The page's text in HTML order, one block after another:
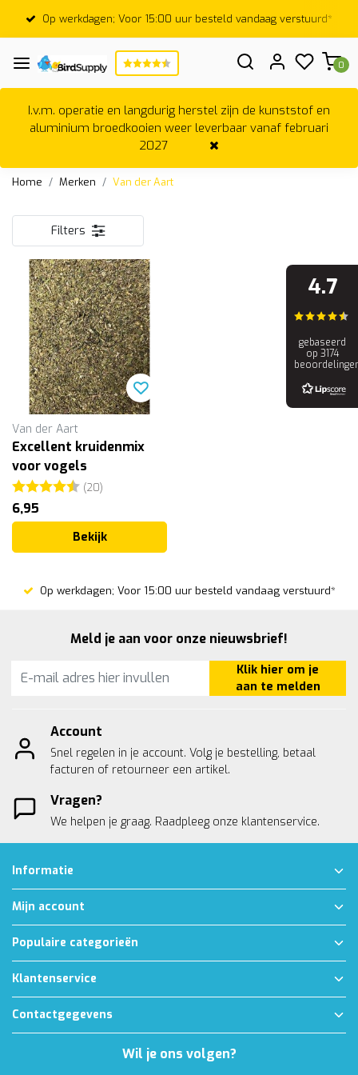
Op werkdagen; Voor 15:00 uur besteld vandaag verstuurd*
0
I.v.m. operatie en langdurig herstel zijn de kunststof en
aluminium broedkooien weer leverbaar vanaf februari
2027
Home Merken Van der Aart
Filters
Van der Aart
Excellent kruidenmix
voor vogels
Beoordeling:(20)
6,95
Bekijk
Op werkdagen; Voor 15:00 uur besteld vandaag verstuurd*
Meld je aan voor onze nieuwsbrief!
Klik hier om je
aan te melden
Account
Snel regelen in je account. Volg je bestelling, betaal
facturen of retourneer een artikel.
Vragen?
We helpen je graag. Raadpleeg onze klantenservice.
Informatie
Mijn account
Populaire categorieën
Klantenservice
Contactgegevens
Wil je ons volgen?
4.7
gebaseerd
op 3174